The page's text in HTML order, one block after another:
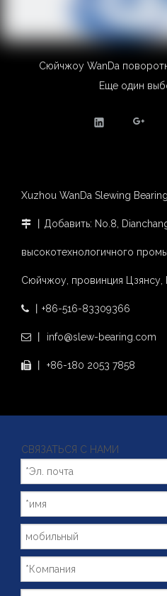
Сюйчжоу WanDa
Еще один
Xuzhou WanDa Slewing
 丨Добавить: No.8,
высокотехнологичного
Сюйчжоу, провинция Цзянсу,
 丨+86-516-83309366
 丨 info@slew-bearing.com
 丨 +86-180 2053 7858
СВЯЗАТЬСЯ С НАМИ